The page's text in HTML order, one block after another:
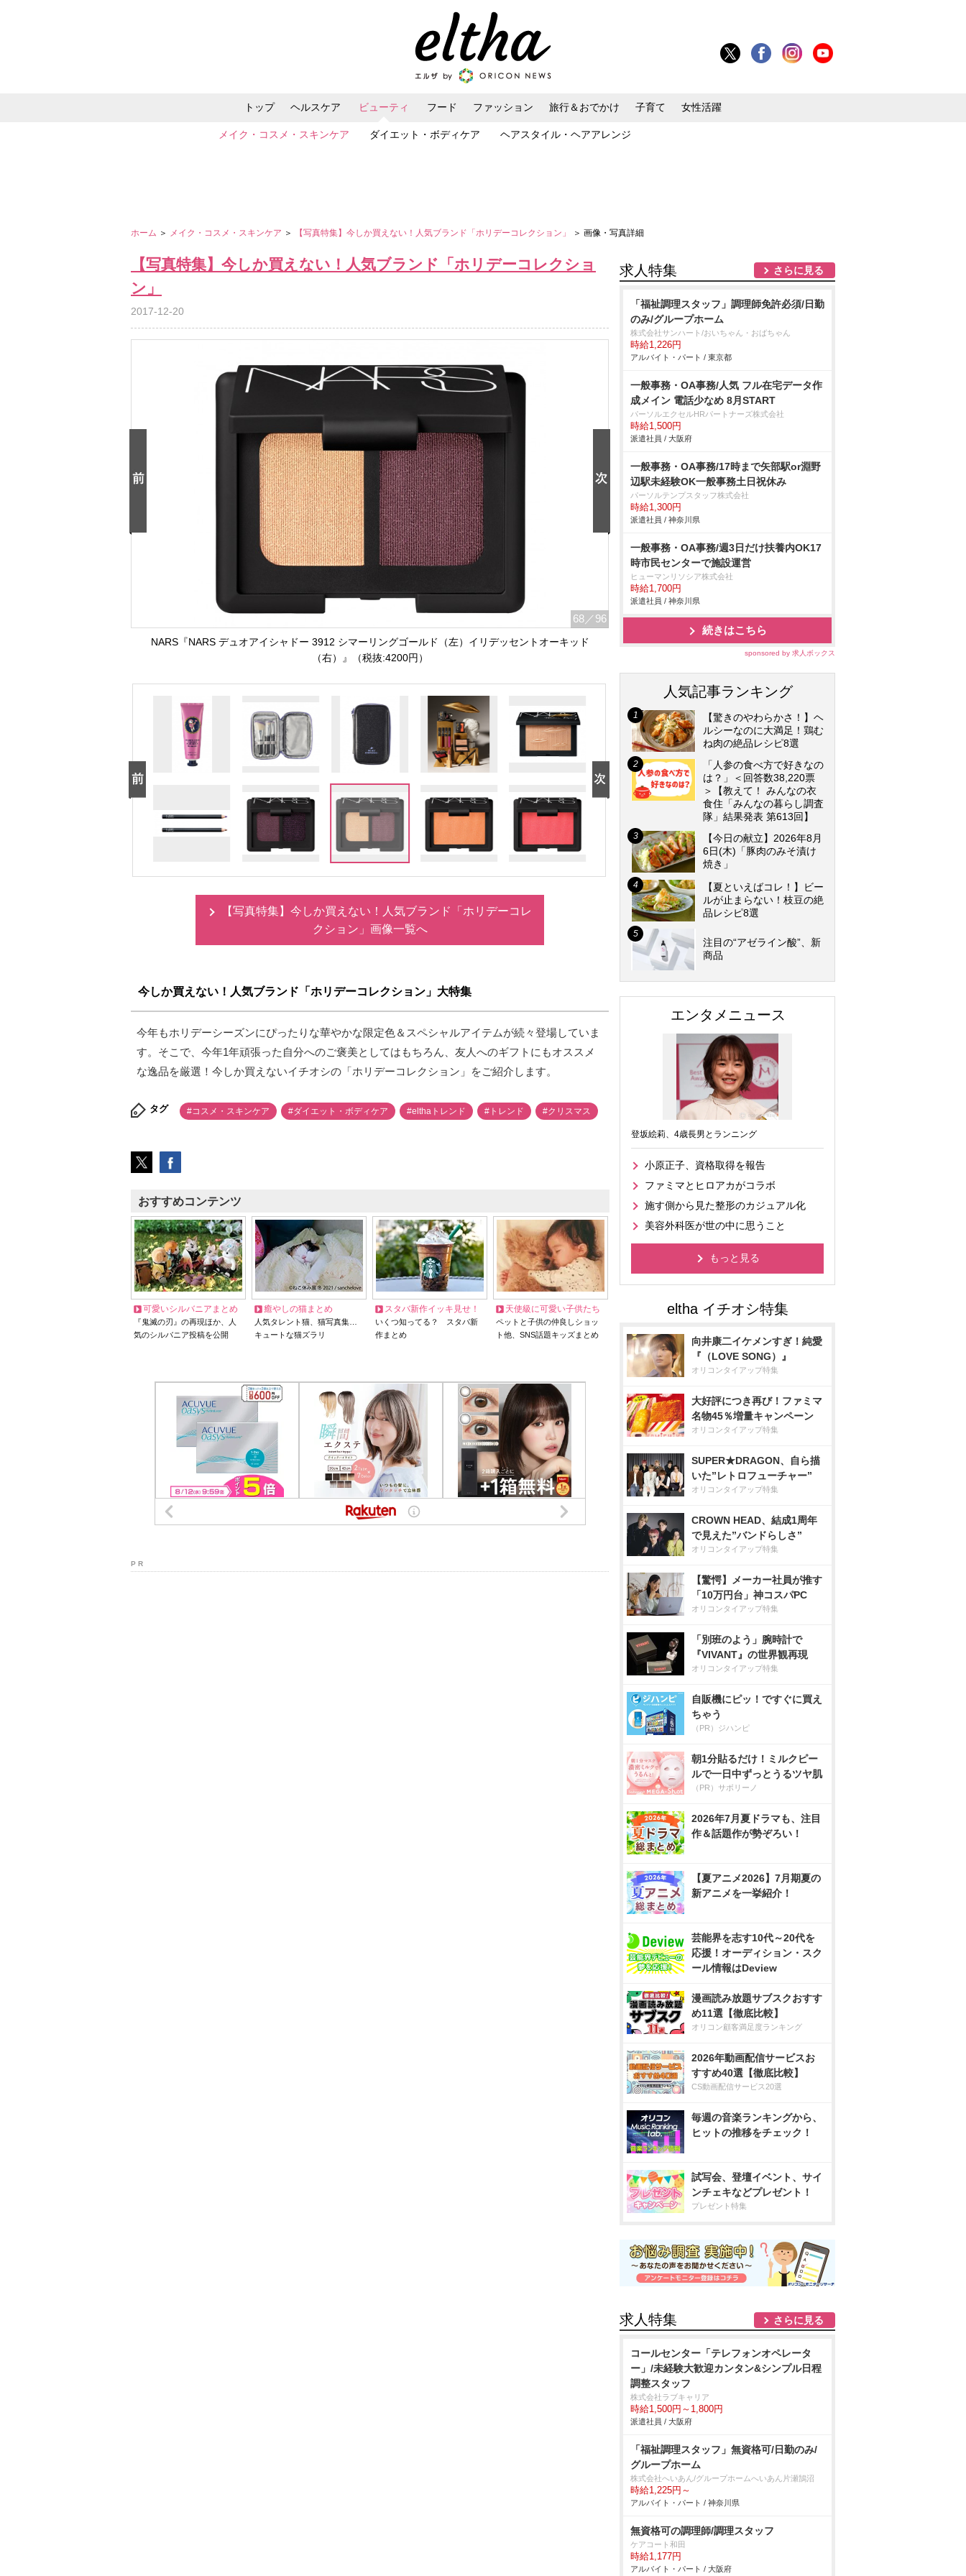
トップ ヘルスケア ビューティ
メイク・コスメ・スキンケア ダイエット・ボディケア ヘアスタイル・ヘアアレンジ
フード ファッション 旅行＆おでかけ 子育て 女性活躍
ホーム ＞ メイク・コスメ・スキンケア ＞ 【写真特集】今しか買えない！人気ブランド「ホリデーコレクション」 ＞ 画像・写真詳細
【写真特集】今しか買えない！人気ブランド「ホリデーコレクショ
ン」
2017-12-20
68 ／96
NARS『NARS デュオアイシャドー 3912 シマーリングゴールド（左）イリデッセントオーキッド
（右）』（税抜:4200円）
【写真特集】今しか買えない！人気ブランド「ホリデーコレ
クション」画像一覧へ
今しか買えない！人気ブランド「ホリデーコレクション」大特集
今年もホリデーシーズンにぴったりな華やかな限定色＆スペシャルアイテムが続々登場していま
す。そこで、今年1年頑張った自分へのご褒美としてはもちろん、友人へのギフトにもオススメ
な逸品を厳選！今しか買えないイチオシの「ホリデーコレクション」をご紹介します。
タグ #コスメ・スキンケア #ダイエット・ボディケア #elthaトレンド #トレンド #クリスマス
おすすめコンテンツ
可愛いシルバニアまとめ
『鬼滅の刃』の再現ほか、人
気のシルバニア投稿を公開
癒やしの猫まとめ
人気タレント猫、猫写真集…
キュートな猫ズラリ
スタバ新作イッキ見せ！
いくつ知ってる？ スタバ新
作まとめ
天使級に可愛い子供たち
ペットと子供の仲良しショッ
ト他、SNS話題キッズまとめ
P R
求人特集 さらに見る
「福祉調理スタッフ」調理師免許必須/日勤
のみ/グループホーム
株式会社サンハート/おいちゃん・おばちゃん
時給1,226円
アルバイト・パート / 東京都
一般事務・OA事務/人気 フル在宅データ作
成メイン 電話少なめ 8月START
パーソルエクセルHRパートナーズ株式会社
時給1,500円
派遣社員 / 大阪府
一般事務・OA事務/17時まで矢部駅or淵野
辺駅未経験OK一般事務土日祝休み
パーソルテンプスタッフ株式会社
時給1,300円
派遣社員 / 神奈川県
一般事務・OA事務/週3日だけ扶養内OK17
時市民センターで施設運営
ヒューマンリソシア株式会社
時給1,700円
派遣社員 / 神奈川県
続きはこちら
sponsored by 求人ボックス
人気記事ランキング
【驚きのやわらかさ！】ヘ
ルシーなのに大満足！鶏む
ね肉の絶品レシピ8選
「人参の食べ方で好きなの
は？」＜回答数38,220票
＞【教えて！ みんなの衣
食住「みんなの暮らし調査
隊」結果発表 第613回】
【今日の献立】2026年8月
6日(木)「豚肉のみそ漬け
焼き」
【夏といえばコレ！】ビー
ルが止まらない！枝豆の絶
品レシピ8選
注目の“アゼライン酸”、新
商品
エンタメニュース
登坂絵莉、4歳長男とランニング
小原正子、資格取得を報告
ファミマとヒロアカがコラボ
施す側から見た整形のカジュアル化
美容外科医が世の中に思うこと
もっと見る
向井康二イケメンすぎ！純愛
『（LOVE SONG）』
オリコンタイアップ特集
大好評につき再び！ファミマ
名物45％増量キャンペーン
オリコンタイアップ特集
SUPER★DRAGON、自ら描
いた”レトロフューチャー”
オリコンタイアップ特集
CROWN HEAD、結成1周年
で見えた”バンドらしさ”
オリコンタイアップ特集
【驚愕】メーカー社員が推す
「10万円台」神コスパPC
オリコンタイアップ特集
「別班のよう」腕時計で
『VIVANT』の世界観再現
オリコンタイアップ特集
自販機にピッ！ですぐに買え
ちゃう
（PR）ジハンピ
朝1分貼るだけ！ミルクピー
ルで一日中ずっとうるツヤ肌
（PR）サボリーノ
2026年7月夏ドラマも、注目
作＆話題作が勢ぞろい！
【夏アニメ2026】7月期夏の
新アニメを一挙紹介！
芸能界を志す10代～20代を
応援！オーディション・スク
ール情報はDeview
漫画読み放題サブスクおすす
め11選【徹底比較】
オリコン顧客満足度ランキング
2026年動画配信サービスお
すすめ40選【徹底比較】
CS動画配信サービス20選
毎週の音楽ランキングから、
ヒットの推移をチェック！
試写会、登壇イベント、サイ
ンチェキなどプレゼント！
プレゼント特集
求人特集 さらに見る
コールセンター「テレフォンオペレータ
ー」/未経験大歓迎カンタン&シンプル日程
調整スタッフ
株式会社ラブキャリア
時給1,500円～1,800円
派遣社員 / 大阪府
「福祉調理スタッフ」無資格可/日勤のみ/
グループホーム
株式会社へいあん/グループホームへいあん片瀬鵠沼
時給1,225円～
アルバイト・パート / 神奈川県
無資格可の調理師/調理スタッフ
ケアコート和田
時給1,177円
アルバイト・パート / 大阪府